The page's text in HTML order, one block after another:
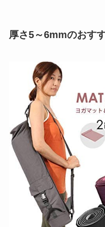
厚さ5～6mmのおす